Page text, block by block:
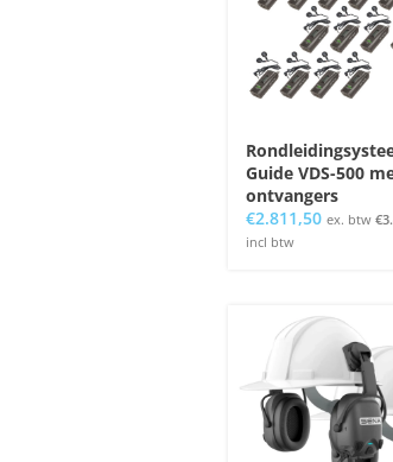
Guide VDS-500
ontvangers
€2.811,50 ex. btw €
incl btw